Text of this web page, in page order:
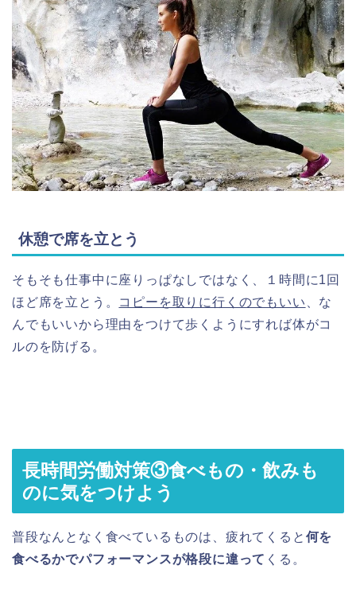
休憩で席を立とう
そもそも仕事中に座りっぱなしではなく、１時間に1回
ほど席を立とう。 コピーを取りに行くのでもいい 、な
んでもいいから理由をつけて歩くようにすれば体がコ
ルのを防げる。
長時間労働対策③食べもの・飲みも
のに気をつけよう
普段なんとなく食べているものは、疲れてくると 何を
食べるかでパフォーマンスが格段に違って くる。